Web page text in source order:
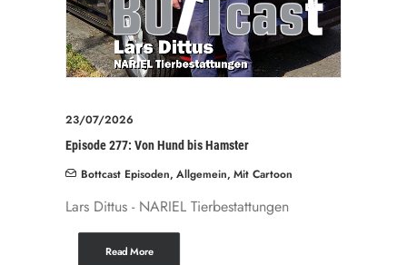
23/07/2026
Episode 277: Von Hund bis Hamster
Bottcast Episoden, Allgemein, Mit Cartoon
Lars Dittus - NARIEL Tierbestattungen
Read More